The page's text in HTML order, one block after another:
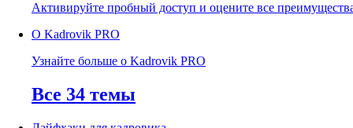
Активируйте пробный доступ и оцените все
О Kadrovik PRO
Узнайте больше о Kadrovik PRO
Все 34 темы